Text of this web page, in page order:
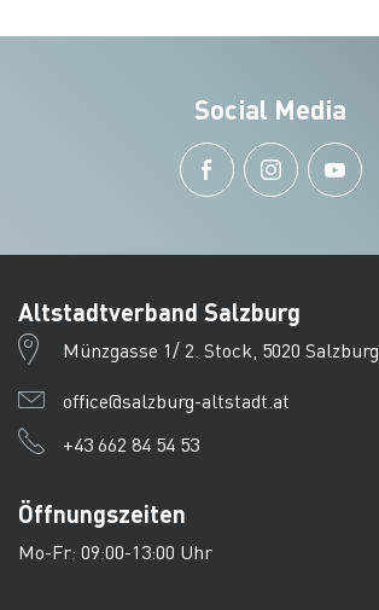
Social Media
Altstadtverband Salzburg
Münzgasse 1/ 2. Stock, 5020 Salzburg
office@salzburg-altstadt.at
+43 662 84 54 53
Öffnungszeiten
Mo-Fr: 09:00-13:00 Uhr